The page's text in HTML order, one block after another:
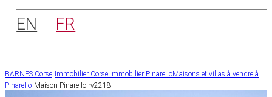
EN FR
BARNES Corse Immobilier Corse Immobilier PinarelloMaisons et villas à vendre à
Pinarello Maison Pinarello rv2218